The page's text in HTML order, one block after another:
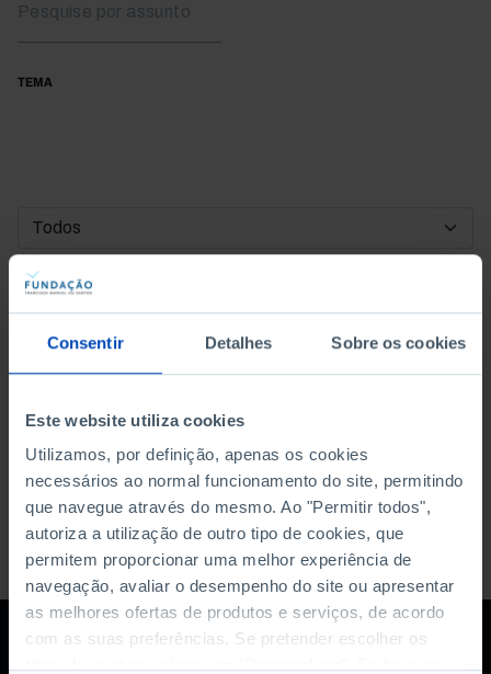
Consentir Detalhes Sobre os cookies
Este website utiliza cookies
Utilizamos, por definição, apenas os cookies
necessários ao normal funcionamento do site, permitindo
que navegue através do mesmo. Ao "Permitir todos",
autoriza a utilização de outro tipo de cookies, que
permitem proporcionar uma melhor experiência de
navegação, avaliar o desempenho do site ou apresentar
as melhores ofertas de produtos e serviços, de acordo
com as suas preferências. Se pretender escolher os
TEMA
DATA DE INÍCIO
DATA DE FIM